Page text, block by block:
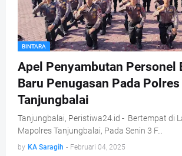
BINTARA
Apel Penyambutan Personel
Baru Penugasan Pada Polres
Tanjungbalai
Tanjungbalai, Peristiwa24.id - Bertempat di
Mapolres Tanjungbalai, Pada Senin 3 F…
by KA Saragih - Februari 04, 2025